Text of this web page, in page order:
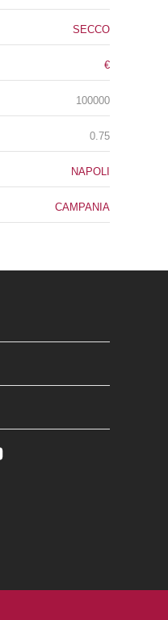
SECCO
€
100000
0.75
NAPOLI
CAMPANIA